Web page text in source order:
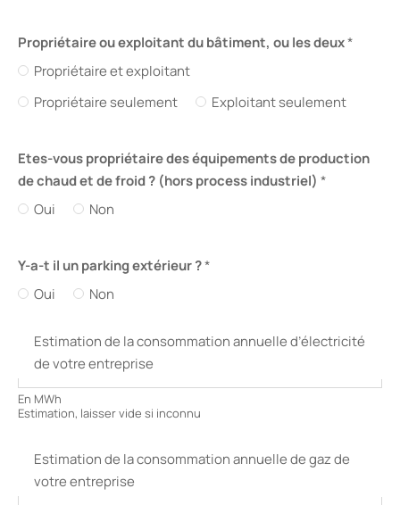
Propriétaire ou exploitant du bâtiment, ou les deux*
Propriétaire et exploitant
Propriétaire seulement
Exploitant seulement
Etes-vous propriétaire des équipements de production
de chaud et de froid ? (hors process industriel) *
Oui
Non
Y-a-t il un parking extérieur ?*
Oui
Non
Estimation de la consommation annuelle d’électricité
de votre entreprise
En MWh
Estimation, laisser vide si inconnu
Estimation de la consommation annuelle de gaz de
votre entreprise